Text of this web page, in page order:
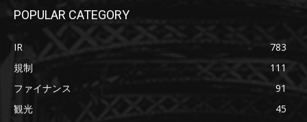
POPULAR CATEGORY
IR
783
規制
111
ファイナンス
91
観光
45